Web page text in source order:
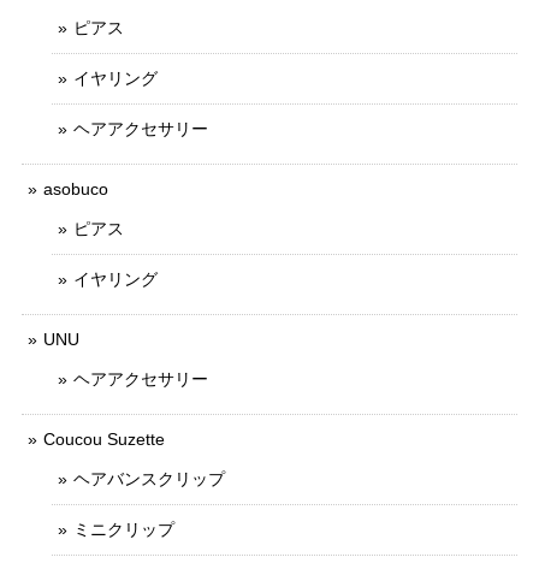
ピアス
イヤリング
ヘアアクセサリー
asobuco
ピアス
イヤリング
UNU
ヘアアクセサリー
Coucou Suzette
ヘアバンスクリップ
ミニクリップ